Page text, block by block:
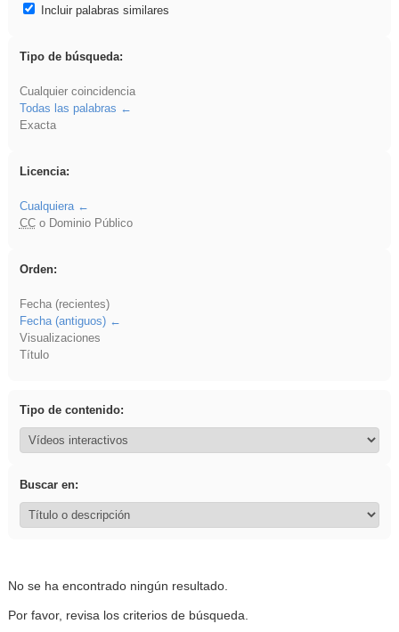
Incluir palabras similares
Tipo de búsqueda:
Cualquier coincidencia
Todas las palabras
Exacta
Licencia:
Cualquiera
CCo Dominio Público
Orden:
Fecha (recientes)
Fecha (antiguos)
Visualizaciones
Título
Tipo de contenido:
Buscar en:
No se ha encontrado ningún resultado.
Por favor, revisa los criterios de búsqueda.